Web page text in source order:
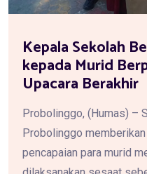
Kepala Sekolah
kepada Murid
Upacara Berakhir
Probolinggo, (Humas) –
Probolinggo
pencapaian para murid